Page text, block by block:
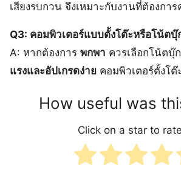
เสียงรบกวน จึงเหมาะกับงานที่ต้องการ
Q3: คอมพิวเตอร์แบบตั้งโต๊ะหรือโน้ต
A: หากต้องการ พกพา ควรเลือกโน้ตบุ๊
แรงและอัปเกรดง่าย คอมพิวเตอร์ตั้งโ
How useful was
Click on a star to